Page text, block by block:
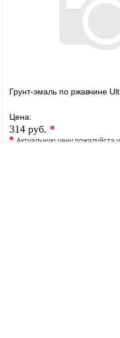
Грунт-эмаль по ржавчине
Цена:
314 руб. *
*Актуальную цену пожалуйста